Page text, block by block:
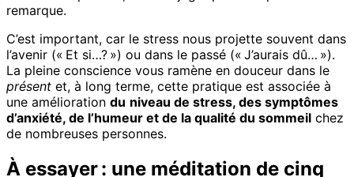
remarque.
C’est important, car le stress nous projette souvent dans
l’avenir (« Et si…? ») ou dans le passé (« J’aurais dû… »).
La pleine conscience vous ramène en douceur dans le
présent et, à long terme, cette pratique est associée à
une amélioration du niveau de stress, des symptômes
d’anxiété, de l’humeur et de la qualité du sommeil chez
de nombreuses personnes.
À essayer : une méditation de cinq